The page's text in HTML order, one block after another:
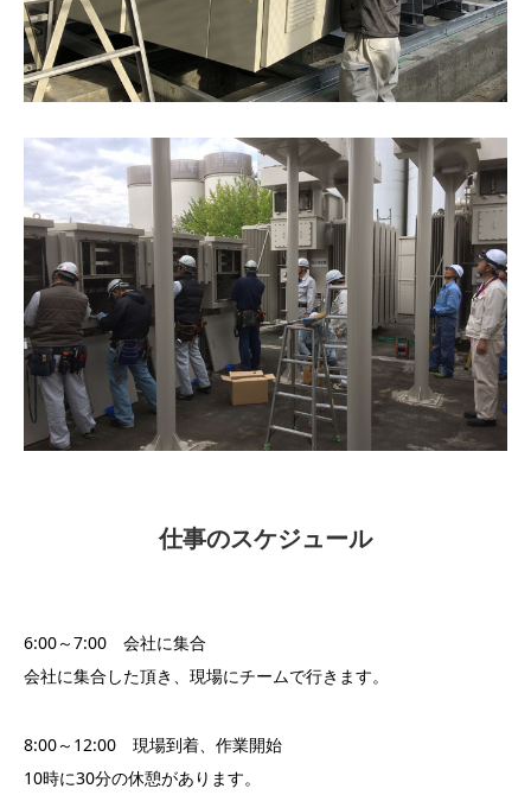
仕事のスケジュール
6:00～7:00 会社に集合
会社に集合した頂き、現場にチームで行きます。
8:00～12:00 現場到着、作業開始
10時に30分の休憩があります。